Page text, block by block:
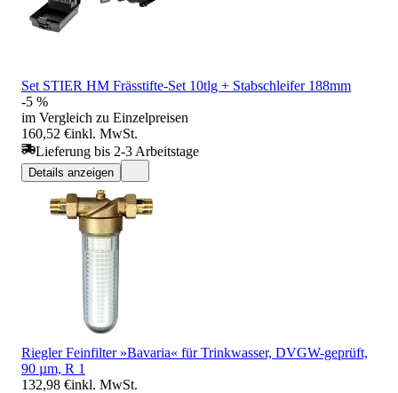
Set STIER HM Frässtifte-Set 10tlg + Stabschleifer 188mm
-5 %
im Vergleich zu Einzelpreisen
160,52 €inkl. MwSt.
Lieferung bis 2-3 Arbeitstage
Details anzeigen
Riegler Feinfilter »Bavaria« für Trinkwasser, DVGW-geprüft,
90 µm, R 1
132,98 €inkl. MwSt.